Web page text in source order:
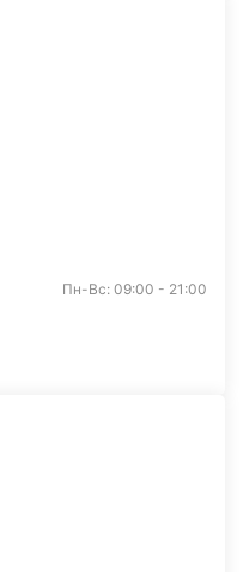
Пн-Вс: 09:00 - 21:00